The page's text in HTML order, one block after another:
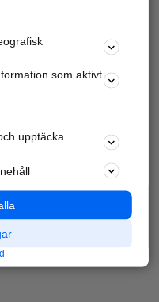
som aktivt
upptäcka